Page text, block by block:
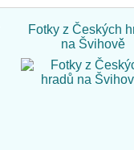
Fotky z Českých
na Švihově